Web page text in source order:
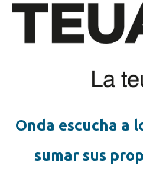
Onda escucha a
sumar sus